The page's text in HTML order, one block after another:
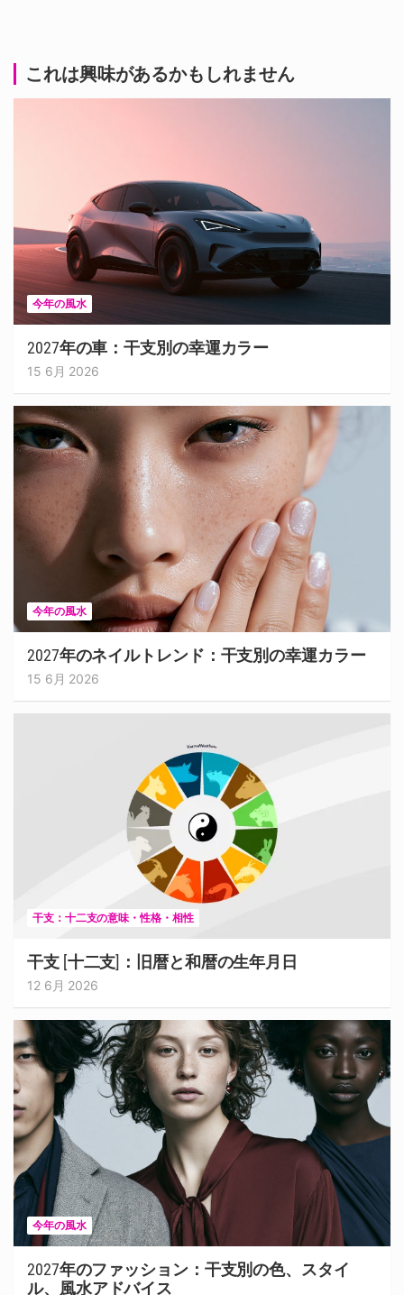
これは興味があるかもしれません
今年の風水
2027年の車：干支別の幸運カラー
15 6月 2026
今年の風水
2027年のネイルトレンド：干支別の幸運カラー
15 6月 2026
干支：十二支の意味・性格・相性
干支 [十二支]：旧暦と和暦の生年月日
12 6月 2026
今年の風水
2027年のファッション：干支別の色、スタイ
ル、風水アドバイス